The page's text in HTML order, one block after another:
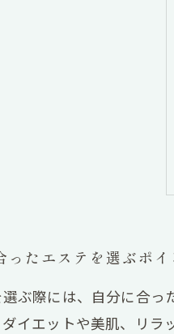
ったエステを選ぶポ
ぶ際には、自分に合っ
ダイエットや美肌、リ